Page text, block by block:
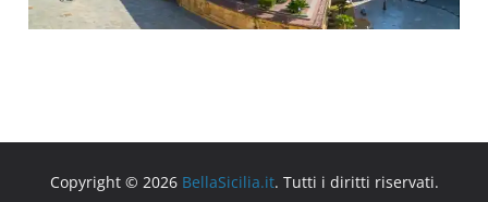
Copyright © 2026 BellaSicilia.it. Tutti i diritti riservati.